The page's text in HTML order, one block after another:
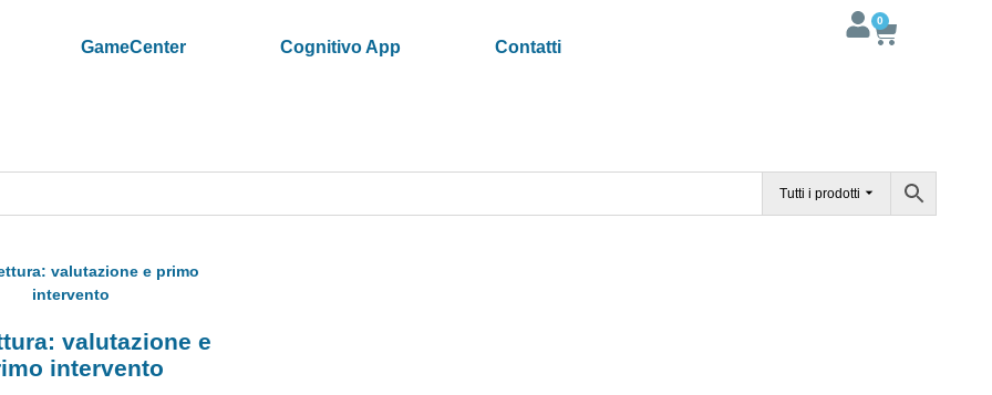
GameCenter Cognitivo App Contatti
0
Tutti i prodotti
valutazione e
intervento